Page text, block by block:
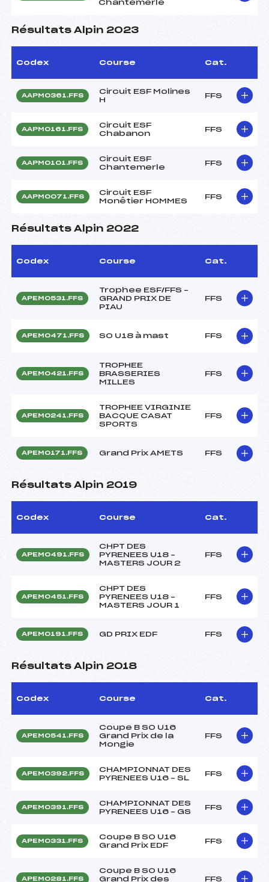
Chantemerle
Résultats Alpin 2023
Codex Course Cat.
AAPM0361.FFS
Circuit ESF Molines
H
FFS
AAPM0161.FFS
Circuit ESF
Chabanon
FFS
AAPM0101.FFS
Circuit ESF
Chantemerle
FFS
AAPM0071.FFS
Circuit ESF
Monêtier HOMMES
FFS
Résultats Alpin 2022
Codex Course Cat.
APEM0531.FFS
Trophee ESF/FFS –
GRAND PRIX DE
PIAU
FFS
APEM0471.FFS SO U18 à mast FFS
APEM0421.FFS
TROPHEE
BRASSERIES
MILLES
FFS
APEM0241.FFS
TROPHEE VIRGINIE
BACQUE CASAT
SPORTS
FFS
APEM0171.FFS Grand Prix AMETS FFS
Résultats Alpin 2019
Codex Course Cat.
APEM0491.FFS
CHPT DES
PYRENEES U18 –
MASTERS JOUR 2
FFS
APEM0451.FFS
CHPT DES
PYRENEES U18 –
MASTERS JOUR 1
FFS
APEM0191.FFS GD PRIX EDF FFS
Résultats Alpin 2018
Codex Course Cat.
APEM0541.FFS
Coupe B SO U16
Grand Prix de la
Mongie
FFS
APEM0392.FFS
CHAMPIONNAT DES
PYRENEES U16 – SL
FFS
APEM0391.FFS
CHAMPIONNAT DES
PYRENEES U16 – GS
FFS
APEM0331.FFS
Coupe B SO U16
Grand Prix EDF
FFS
APEM0281.FFS
Coupe B SO U16
Grand Prix des
FFS